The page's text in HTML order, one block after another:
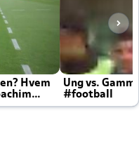
Hvem
Ung vs.
#football